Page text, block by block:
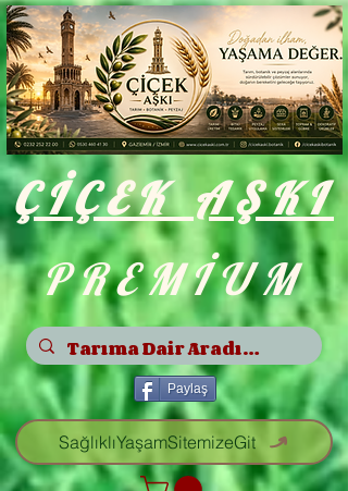
ÇİÇEK AŞKI
PREMİUM
SağlıklıYaşamSitemizeGit
Paylaş